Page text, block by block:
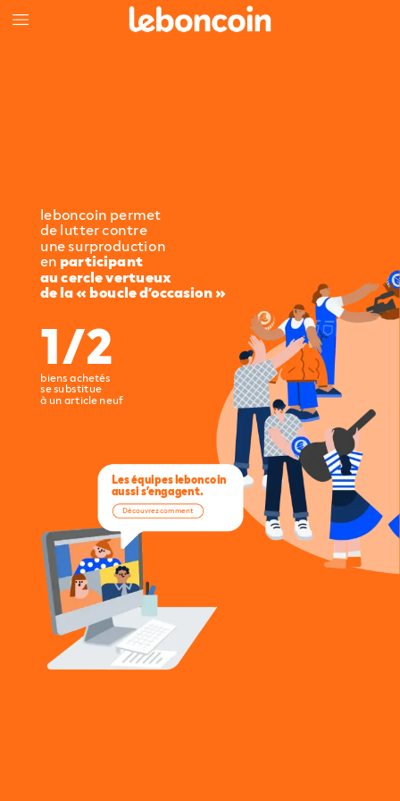
leboncoin permet
deluttercontre
unesurproduction
en participant
au cerclevertueux
dela« boucled’occasion »
1/2
biensachetés
sesubstitue
à unarticleneuf
Leséquipesleboncoin
aussis’engagent.
Découvrezcomment